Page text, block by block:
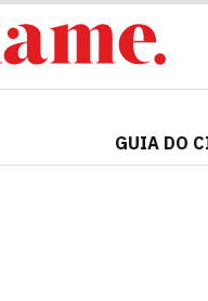
GUIA DO